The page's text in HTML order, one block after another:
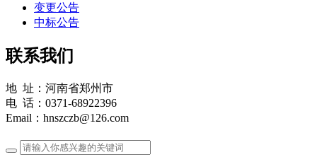
变更公告
中标公告
联系我们
地 址：河南省郑州市
电 话：0371-68922396
Email：hnszczb@126.com